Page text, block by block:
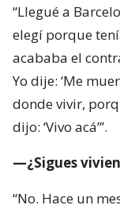
“Llegué a
elegí porque
acababa el
Yo dije: ‘Me
donde vivir,
dijo: ‘Vivo acá’”.
—¿Sigues
“No. Hace un